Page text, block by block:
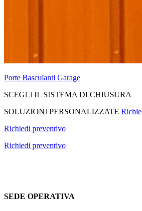
Porte Basculanti Garage
SCEGLI IL SISTEMA DI CHIUSURA
SOLUZIONI PERSONALIZZATE
Richiedi preventivo
Richiedi preventivo
SEDE OPERATIVA